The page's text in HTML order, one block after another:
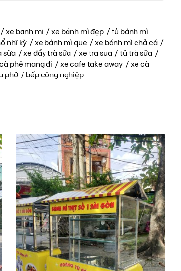
/xe banh mi /xe bánh mì đẹp /tủ bánh mì
nhĩ kỳ /xe bánh mì que /xe bánh mì chả cá /
sữa /xe đẩy trà sữa /xe tra sua /tủ trà sữa /
phê mang đi /xe cafe take away /xe cà
phở / bếp công nghiệp